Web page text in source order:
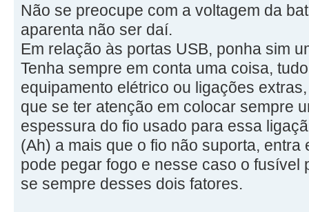
Não se preocupe com a voltagem da
aparenta não ser daí.
Em relação às portas USB, ponha sim
Tenha sempre em conta uma coisa,
equipamento elétrico ou ligações
que se ter atenção em colocar sempre
espessura do fio usado para essa
(Ah) a mais que o fio não suporta, entra
pode pegar fogo e nesse caso o fusível
se sempre desses dois fatores.